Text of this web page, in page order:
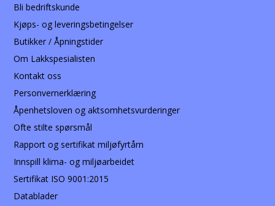
Bli bedriftskunde
Kjøps- og leveringsbetingelser
Butikker / Åpningstider
Om Lakkspesialisten
Kontakt oss
Personvernerklæring
Åpenhetsloven og aktsomhetsvurderinger
Ofte stilte spørsmål
Rapport og sertifikat miljøfyrtårn
Innspill klima- og miljøarbeidet
Sertifikat ISO 9001:2015
Datablader